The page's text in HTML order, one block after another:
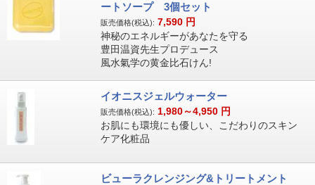
ートソープ 3個セット
販売価格(税込): 7,590 円
神秘のエネルギーがあなたを守る
豊田温資先生プロデュース
風水氣学の黄金比石けん!
イオニスジェルウォーター
販売価格(税込): 1,980～4,950 円
お肌にも環境にも優しい、こだわりのスキン
ケア化粧品
ビューラクレンジング&トリートメント